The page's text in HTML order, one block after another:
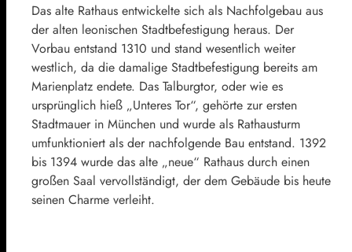
Das alte Rathaus entwickelte sich als Nachfolgebau aus
der alten leonischen Stadtbefestigung heraus. Der
Vorbau entstand 1310 und stand wesentlich weiter
westlich, da die damalige Stadtbefestigung bereits am
Marienplatz endete. Das Talburgtor, oder wie es
ursprünglich hieß „Unteres Tor“, gehörte zur ersten
Stadtmauer in München und wurde als Rathausturm
umfunktioniert als der nachfolgende Bau entstand. 1392
bis 1394 wurde das alte „neue“ Rathaus durch einen
großen Saal vervollständigt, der dem Gebäude bis heute
seinen Charme verleiht.